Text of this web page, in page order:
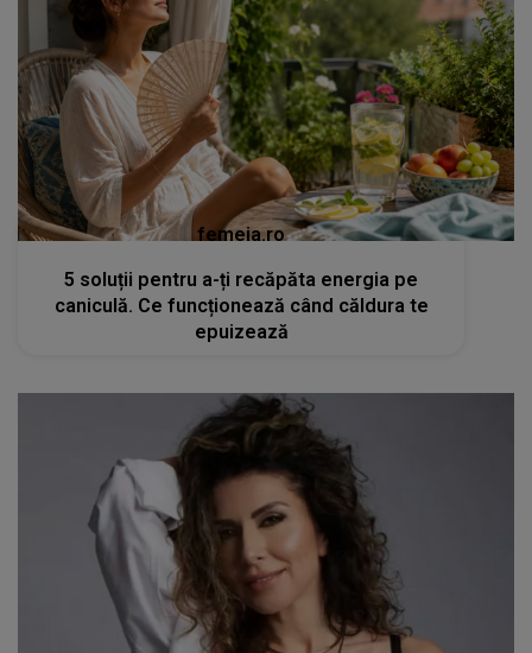
femeia.ro
5 soluții pentru a-ți recăpăta energia pe
caniculă. Ce funcționează când căldura te
epuizează